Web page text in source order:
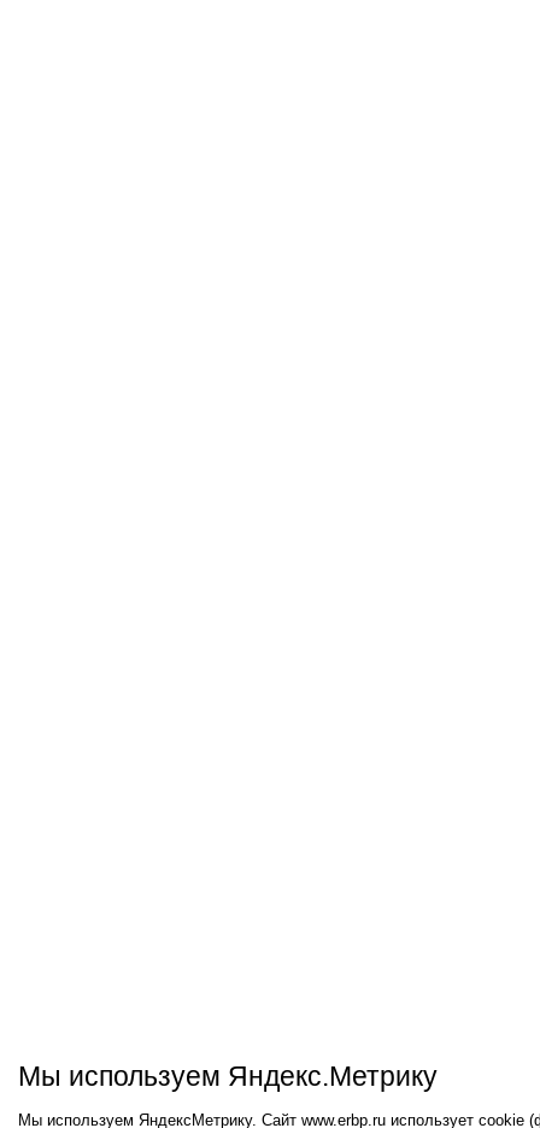
Мы используем Яндекс.Метрику
Мы используем ЯндексМетрику. Сайт www.erbp.ru использует